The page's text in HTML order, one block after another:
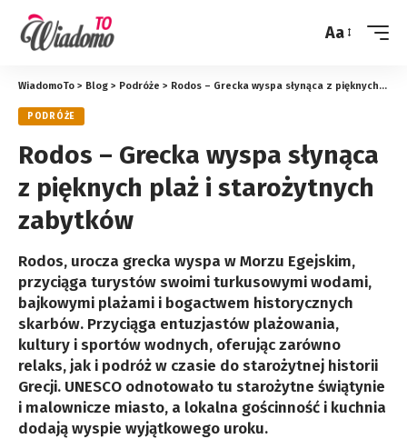
Zmień
Aa
WiadomoTo > Blog > Podróże > Rodos – Grecka wyspa słynąca z pięknych plaż i starożytnych zabytków
PODRÓŻE
Rodos – Grecka wyspa słynąca
z pięknych plaż i starożytnych
zabytków
Rodos, urocza grecka wyspa w Morzu Egejskim,
przyciąga turystów swoimi turkusowymi wodami,
bajkowymi plażami i bogactwem historycznych
skarbów. Przyciąga entuzjastów plażowania,
kultury i sportów wodnych, oferując zarówno
relaks, jak i podróż w czasie do starożytnej historii
Grecji. UNESCO odnotowało tu starożytne świątynie
i malownicze miasto, a lokalna gościnność i kuchnia
dodają wyspie wyjątkowego uroku.